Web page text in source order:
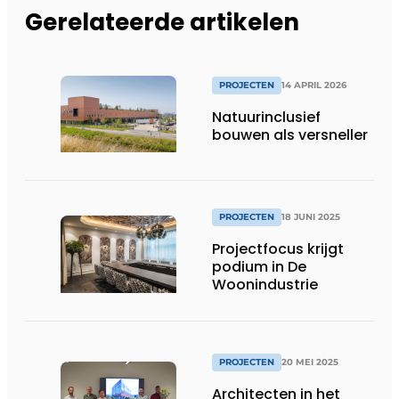
Gerelateerde artikelen
PROJECTEN 14 APRIL 2026
Natuurinclusief
bouwen als versneller
PROJECTEN 18 JUNI 2025
Projectfocus krijgt
podium in De
Woonindustrie
PROJECTEN 20 MEI 2025
Architecten in het